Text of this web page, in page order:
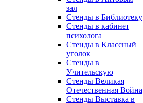
зал
Стенды в Библиотеку
Стенды в кабинет
психолога
Стенды в Классный
уголок
Стенды в
Учительскую
Стенды Великая
Отечественная Война
Стенды Выставка в